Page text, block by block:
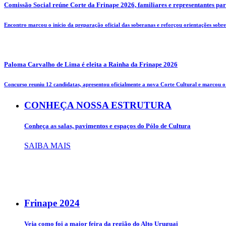
Comissão Social reúne Corte da Frinape 2026, familiares e representantes
Encontro marcou o início da preparação oficial das soberanas e reforçou orientações
Paloma Carvalho de Lima é eleita a Rainha da Frinape 2026
Concurso reuniu 12 candidatas, apresentou oficialmente a nova Corte Cultural e marcou
CONHEÇA NOSSA ESTRUTURA
Conheça as salas, pavimentos e espaços do Pólo de Cultura
SAIBA MAIS
Frinape 2024
Veja como foi a maior feira da região do Alto Uruguai